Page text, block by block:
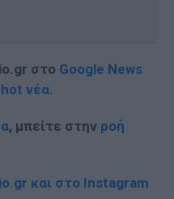
στο Google News
νέα.
, μπείτε στην ροή
και στο Instagram